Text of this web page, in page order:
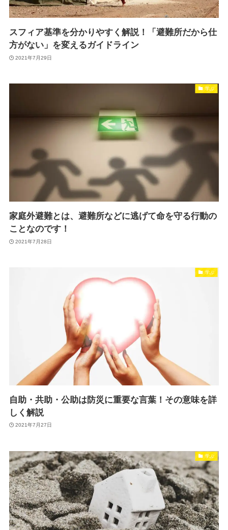
スフィア基準を分かりやすく解説！「避難所だから仕
方がない」を変えるガイドライン
2021年7月29日
学ぶ
家庭外避難とは、避難所などに逃げて命を守る行動の
ことなのです！
2021年7月28日
学ぶ
自助・共助・公助は防災に重要な言葉！その意味を詳
しく解説
2021年7月27日
学ぶ